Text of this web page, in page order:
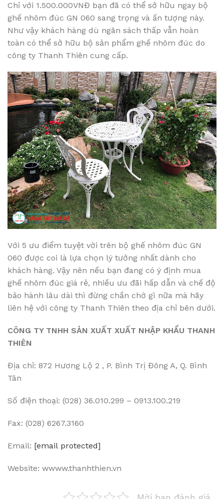
Chỉ với 1.500.000VNĐ bạn đã có thể sở hữu ngay bộ
ghế nhôm đúc GN 060 sang trọng và ấn tượng này.
Như vậy khách hàng dù ngân sách thấp vẫn hoàn
toàn có thể sở hữu bộ sản phẩm ghế nhôm đúc do
công ty Thanh Thiên cung cấp.
Với 5 ưu điểm tuyệt vời trên bộ ghế nhôm đúc GN
060 được coi là lựa chọn lý tưởng nhất dành cho
khách hàng. Vậy nên nếu bạn đang có ý định mua
ghế nhôm đúc giá rẻ, nhiều ưu đãi hấp dẫn và chế độ
bảo hành lâu dài thì đừng chần chờ gì nữa mà hãy
liên hệ với công ty Thanh Thiên theo địa chỉ bên dưới.
CÔNG TY TNHH SẢN XUẤT XUẤT NHẬP KHẨU THANH
THIÊN
Địa chỉ: 872 Hương Lộ 2 , P. Bình Trị Đông A, Q. Bình
Tân
Số điện thoại: (028) 36.010.299 – 0913.100.219
Fax: (028) 6267.3160
Email: [email protected]
Website: wwww.thanhthien.vn